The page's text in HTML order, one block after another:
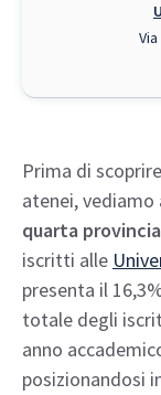
Prima di
atenei,
quarta
iscritti alle
presenta il
totale degli
anno
posizionandosi